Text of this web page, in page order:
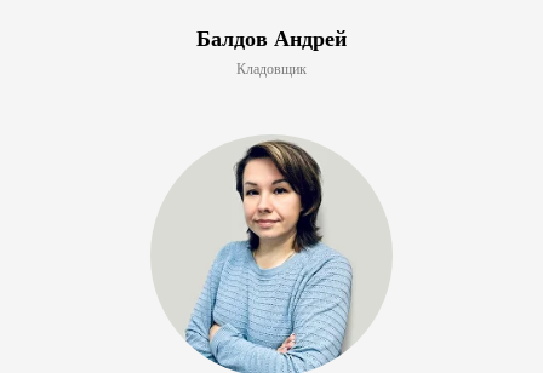
Балдов Андрей
Кладовщик